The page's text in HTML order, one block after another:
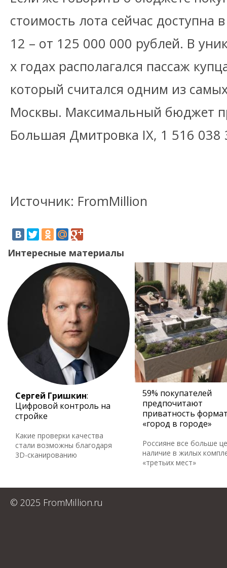
стоимость лота сейчас доступна
12 – от 125 000 000 рублей. В
х годах располагался пассаж
который считался одним из
Москвы. Максимальный бюджет
Большая Дмитровка IX, 1 516 038
Источник: FromMillion
Интересные материалы
Сергей Гришкин:
Цифровой контроль на
стройке
Какие проверки качества
стали возможны благодаря
3D-сканированию
59% покупателей
предпочитают
приватность
«город в городе»
Россияне все больше
наличие в жилых
«третьих мест»
© 2025 FromMillion.ru